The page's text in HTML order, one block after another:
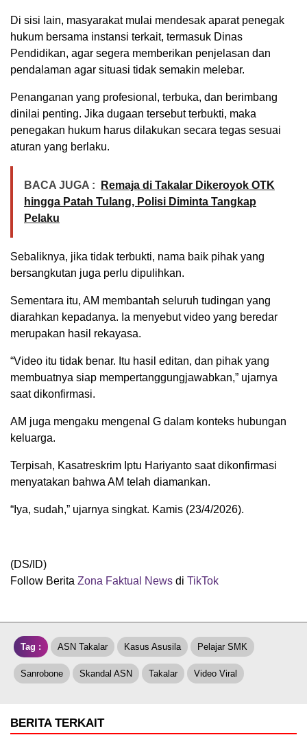
Di sisi lain, masyarakat mulai mendesak aparat penegak
hukum bersama instansi terkait, termasuk Dinas
Pendidikan, agar segera memberikan penjelasan dan
pendalaman agar situasi tidak semakin melebar.
Penanganan yang profesional, terbuka, dan berimbang
dinilai penting. Jika dugaan tersebut terbukti, maka
penegakan hukum harus dilakukan secara tegas sesuai
aturan yang berlaku.
BACA JUGA :
Remaja di Takalar Dikeroyok OTK
hingga Patah Tulang, Polisi Diminta Tangkap
Pelaku
Sebaliknya, jika tidak terbukti, nama baik pihak yang
bersangkutan juga perlu dipulihkan.
Sementara itu, AM membantah seluruh tudingan yang
diarahkan kepadanya. Ia menyebut video yang beredar
merupakan hasil rekayasa.
“Video itu tidak benar. Itu hasil editan, dan pihak yang
membuatnya siap mempertanggungjawabkan,” ujarnya
saat dikonfirmasi.
AM juga mengaku mengenal G dalam konteks hubungan
keluarga.
Terpisah, Kasatreskrim Iptu Hariyanto saat dikonfirmasi
menyatakan bahwa AM telah diamankan.
“Iya, sudah,” ujarnya singkat. Kamis (23/4/2026).
(DS/ID)
Follow Berita Zona Faktual News di TikTok
Tag : ASN Takalar Kasus Asusila Pelajar SMK
Sanrobone Skandal ASN Takalar Video Viral
BERITA TERKAIT